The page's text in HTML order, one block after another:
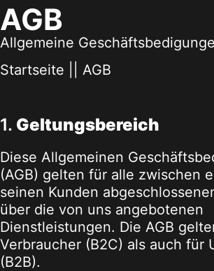
AGB
Allgemeine
Startseite
AGB
1. Geltungsbereich
Diese Allgemeinen
(AGB) gelten für alle zwischen
seinen Kunden
über die von uns angebotenen
Dienstleistungen. Die AGB
Verbraucher (B2C) als auch für
(B2B).